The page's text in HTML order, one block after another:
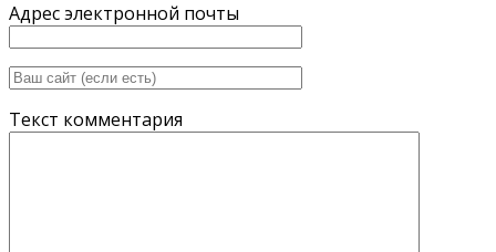
Адрес электронной почты
Текст комментария